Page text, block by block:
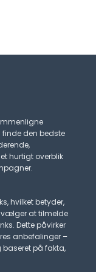
den bedste
hurtigt overblik
hvilket betyder,
at tilmelde
Dette påvirker
anbefalinger –
på fakta,